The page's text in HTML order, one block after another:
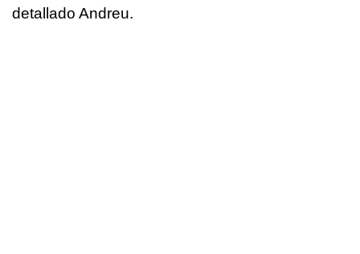
detallado Andreu.